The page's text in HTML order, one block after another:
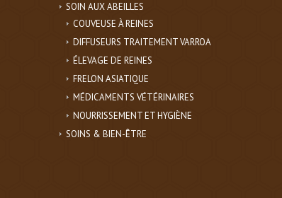
SOIN AUX ABEILLES
COUVEUSE À REINES
DIFFUSEURS TRAITEMENT VARROA
ÉLEVAGE DE REINES
FRELON ASIATIQUE
MÉDICAMENTS VÉTÉRINAIRES
NOURRISSEMENT ET HYGIÈNE
SOINS & BIEN-ÊTRE